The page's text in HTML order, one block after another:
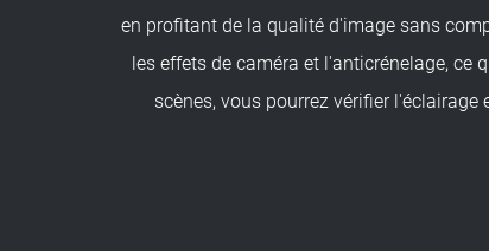
en profitant de la qualité d'image sans
les effets de caméra et l'anticrénelage, ce
scènes, vous pourrez vérifier